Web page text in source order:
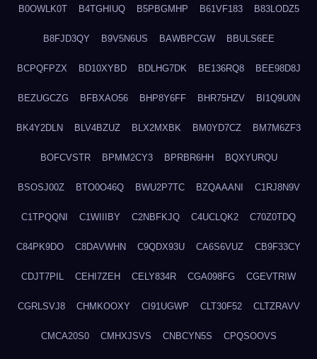
B0OWLK0T B4TGHIUQ B5PBGMHP B61VF183 B83LODZ5
B8FJD3QY B9V5N6US BAWBPCGW BBULS6EE
BCPQFPZX BD10XYBD BDLHG7DK BE136RQ8 BEE98D8J
BEZUGCZG BFBXAO56 BHP8Y6FF BHR75HZV BI1Q9U0N
BK4Y2DLN BLV4BZUZ BLX2MXBK BM0YD7CZ BM7M6ZF3
BOFCVSTR BPMM2CY3 BPRBR6HH BQXYURQU
BSOSJ00Z BTO0O46Q BWU2P7TC BZQAAANI C1RJ8N9V
C1TPQQNI C1WIIIBY C2NBFKJQ C4UCLQK2 C70Z0TDQ
C84PK9DO C8DAVWHN C9QDX93U CA6S6VUZ CB9F33CY
CDJT7PIL CEHI7ZEH CELY834R CGA098FG CGEVTRIW
CGRLSVJ8 CHMKOOXY CI91UGWP CLT30F52 CLTZRAVV
CMCA20S0 CMHXJSVS CNBCYN5S CPQSOOVS